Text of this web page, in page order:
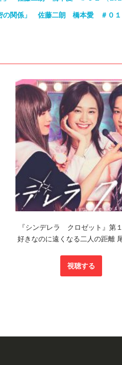
の関係」 佐藤二朗 橋本愛 ＃０１
『シンデレラ クロゼット』第
好きなのに遠くなる二人の距離
視聴する